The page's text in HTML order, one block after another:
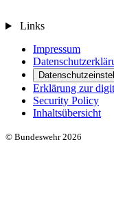
Links
Impressum
Erklärung zur
Security Policy
Inhaltsübersicht
© Bundeswehr 2026